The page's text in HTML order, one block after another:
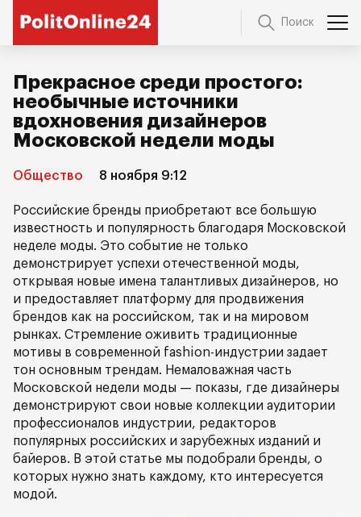
Поиск
Прекрасное среди простого:
необычные источники
вдохновения дизайнеров
Московской недели моды
Общество 8 ноября 9:12
Российские бренды приобретают все большую
известность и популярность благодаря Московской
неделе моды. Это событие не только
демонстрирует успехи отечественной моды,
открывая новые имена талантливых дизайнеров, но
и предоставляет платформу для продвижения
брендов как на российском, так и на мировом
рынках. Стремление оживить традиционные
мотивы в современной fashion-индустрии задает
тон основным трендам. Немаловажная часть
Московской недели моды — показы, где дизайнеры
демонстрируют свои новые коллекции аудитории
профессионалов индустрии, редакторов
популярных российских и зарубежных изданий и
байеров. В этой статье мы подобрали бренды, о
которых нужно знать каждому, кто интересуется
модой.